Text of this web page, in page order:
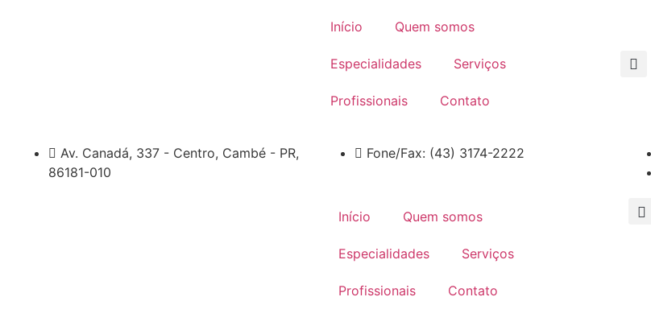
Início Quem somos
Especialidades Serviços
Profissionais Contato
Av. Canadá, 337 - Centro, Cambé - PR,
86181-010
Fone/Fax: (43) 3174-2222
Início Quem somos
Especialidades Serviços
Profissionais Contato